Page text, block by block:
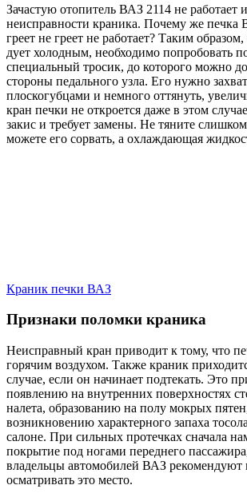
Зачастую отопитель ВАЗ 2114 не работает
неисправности краника. Почему же печка
греет не греет не работает? Таким
дует холодным, необходимо попробовать
специальный тросик, до которого можно
стороны педального узла. Его нужно
плоскогубцами и немного оттянуть,
кран печки не откроется даже в этом
закис и требует замены. Не тяните
можете его сорвать, а охлаждающая
Краник печки ВАЗ
Признаки поломки краника
Неисправный кран приводит к тому, что
горячим воздухом. Также краник
случае, если он начинает подтекать. Это
появлению на внутренних поверхностях
налета, образованию на полу мокрых
возникновению характерного запаха
салоне. При сильных протечках сначала
покрытие под ногами переднего
владельцы автомобилей ВАЗ рекомендуют
осматривать это место.